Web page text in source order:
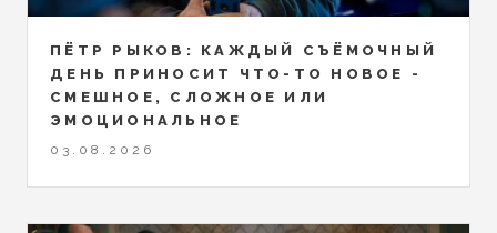
ПЁТР РЫКОВ: КАЖДЫЙ СЪЁМОЧНЫЙ
ДЕНЬ ПРИНОСИТ ЧТО-ТО НОВОЕ -
СМЕШНОЕ, СЛОЖНОЕ ИЛИ
ЭМОЦИОНАЛЬНОЕ
03.08.2026